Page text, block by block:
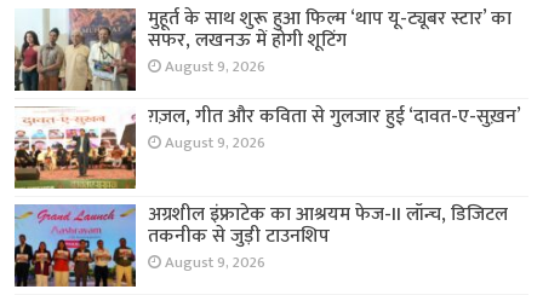
मुहूर्त के साथ शुरू हुआ फिल्म ‘थाप यू-ट्यूबर स्टार’ का
सफर, लखनऊ में होगी शूटिंग
August 9, 2026
ग़ज़ल, गीत और कविता से गुलजार हुई ‘दावत-ए-सुख़न’
August 9, 2026
अग्रशील इंफ्राटेक का आश्रयम फेज-II लॉन्च, डिजिटल
तकनीक से जुड़ी टाउनशिप
August 9, 2026